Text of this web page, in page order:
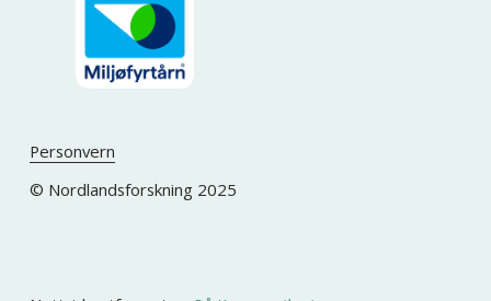
Personvern
© Nordlandsforskning 2025